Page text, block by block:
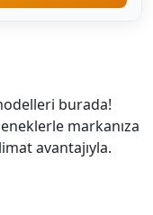
burada!
markanıza
avantajıyla.